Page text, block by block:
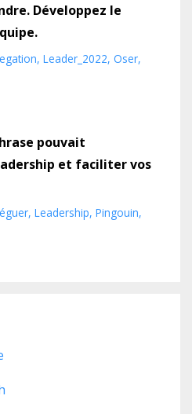
Développez le
Leader_2022 Oser
pouvait
et faciliter vos
Leadership Pingouin